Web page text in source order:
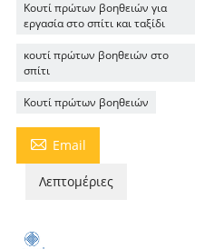
Κουτί πρώτων βοηθειών για
εργασία στο σπίτι και ταξίδι
κουτί πρώτων βοηθειών στο
σπίτι
Κουτί πρώτων βοηθειών
 Email
Λεπτομέριες